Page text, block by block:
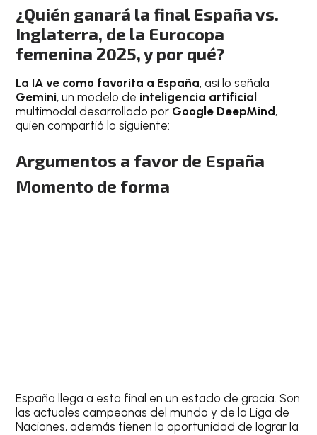
¿Quién ganará la final España vs.
Inglaterra, de la Eurocopa
femenina 2025, y por qué?
La IA ve como favorita a España, así lo señala
Gemini, un modelo de inteligencia artificial
multimodal desarrollado por Google DeepMind ,
quien compartió lo siguiente:
Argumentos a favor de España
Momento de forma
España llega a esta final en un estado de gracia. Son
las actuales campeonas del mundo y de la Liga de
Naciones, además tienen la oportunidad de lograr la